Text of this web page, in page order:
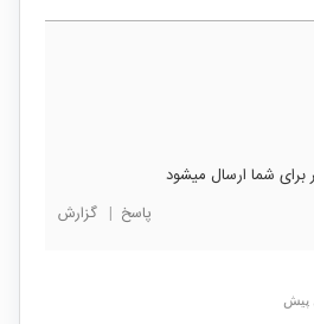
برای شما ارسال میشود
پاسخ | گزارش